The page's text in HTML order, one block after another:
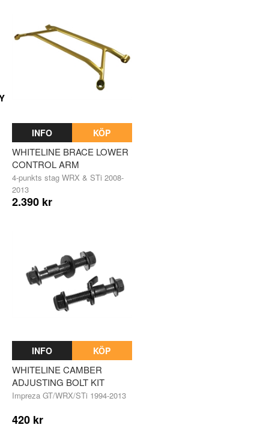
INFO KÖP
WHITELINE BRACE LOWER
CONTROL ARM
4-punkts stag WRX & STi 2008-
2013
2.390 kr
INFO KÖP
WHITELINE CAMBER
ADJUSTING BOLT KIT
Impreza GT/WRX/STi 1994-2013
420 kr